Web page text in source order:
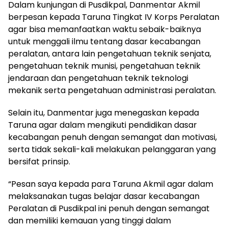
Dalam kunjungan di Pusdikpal, Danmentar Akmil
berpesan kepada Taruna Tingkat IV Korps Peralatan
agar bisa memanfaatkan waktu sebaik-baiknya
untuk menggali ilmu tentang dasar kecabangan
peralatan, antara lain pengetahuan teknik senjata,
pengetahuan teknik munisi, pengetahuan teknik
jendaraan dan pengetahuan teknik teknologi
mekanik serta pengetahuan administrasi peralatan.
Selain itu, Danmentar juga menegaskan kepada
Taruna agar dalam mengikuti pendidikan dasar
kecabangan penuh dengan semangat dan motivasi,
serta tidak sekali-kali melakukan pelanggaran yang
bersifat prinsip.
“Pesan saya kepada para Taruna Akmil agar dalam
melaksanakan tugas belajar dasar kecabangan
Peralatan di Pusdikpal ini penuh dengan semangat
dan memiliki kemauan yang tinggi dalam